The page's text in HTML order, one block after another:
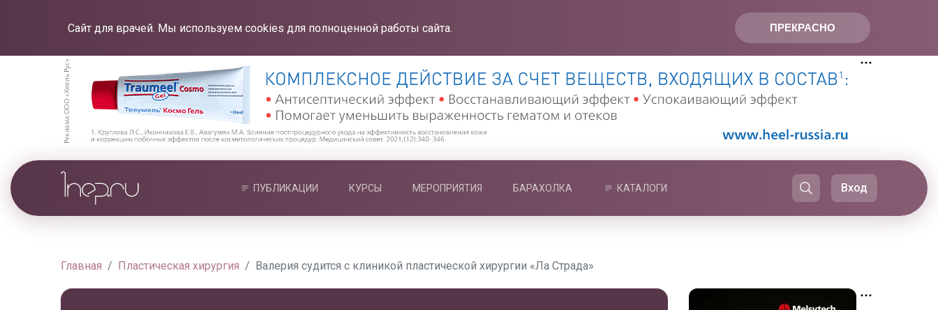
ПРЕКРАСНО
Сайт для врачей. Мы используем cookies для полноценной работы сайта.
ПУБЛИКАЦИИ КУРСЫ МЕРОПРИЯТИЯ БАРАХОЛКА КАТАЛОГИ Вход
Главная Пластическая хирургия Валерия судится с клиникой пластической хирургии «Ла Страда»